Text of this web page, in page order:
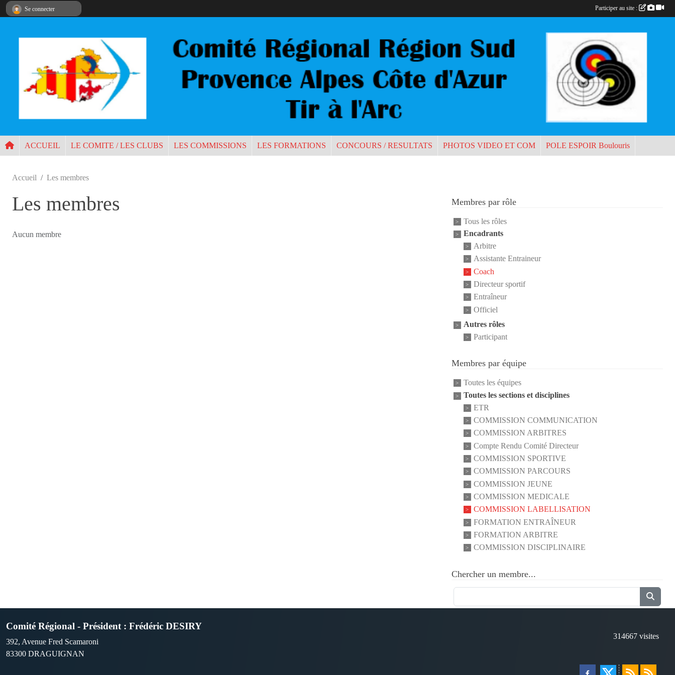
ACCUEIL LE COMITE / LES CLUBS LES COMMISSIONS LES FORMATIONS CONCOURS / RESULTATS PHOTOS VIDEO ET COM POLE ESPOIR Boulouris
Accueil Les membres
Les membres
Aucun membre
Membres par rôle
Tous les rôles
Encadrants
Arbitre
Assistante Entraineur
Coach
Directeur sportif
Entraîneur
Officiel
Autres rôles
Participant
Membres par équipe
Toutes les équipes
Toutes les sections et disciplines
ETR
COMMISSION COMMUNICATION
COMMISSION ARBITRES
Compte Rendu Comité Directeur
COMMISSION SPORTIVE
COMMISSION PARCOURS
COMMISSION JEUNE
COMMISSION MEDICALE
COMMISSION LABELLISATION
FORMATION ENTRAÎNEUR
FORMATION ARBITRE
COMMISSION DISCIPLINAIRE
Chercher un membre...
Comité Régional - Président : Frédéric DESIRY
392, Avenue Fred Scamaroni
83300 DRAGUIGNAN
314667 visites
Se connecter Participer au site :
Panneau de gestion des cookies